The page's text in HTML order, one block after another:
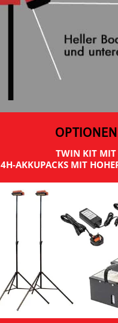
OPTIONEN
TWIN KIT MIT
4H-AKKUPACKS MIT